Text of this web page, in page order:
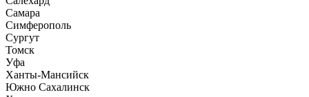
Самара
Симферополь
Сургут
Томск
Уфа
Ханты-Мансийск
Южно Сахалинск